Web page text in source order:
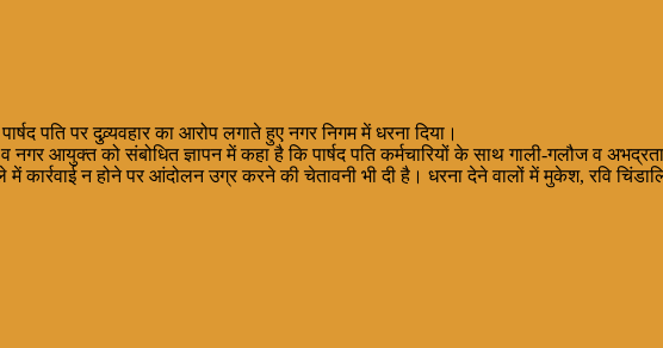
पति पर दुव्र्यवहार का आरोप लगाते हुए नगर निगम में धरना दिया।
आयुक्त को संबोधित ज्ञापन में कहा है कि पार्षद पति कर्मचारियों के साथ गाली-गलौज व
कार्रवाई न होने पर आंदोलन उग्र करने की चेतावनी भी दी है। धरना देने वालों में मुकेश, रवि